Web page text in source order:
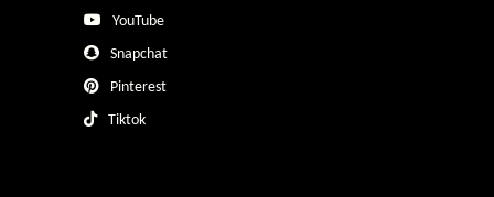
YouTube
Snapchat
Pinterest
Tiktok